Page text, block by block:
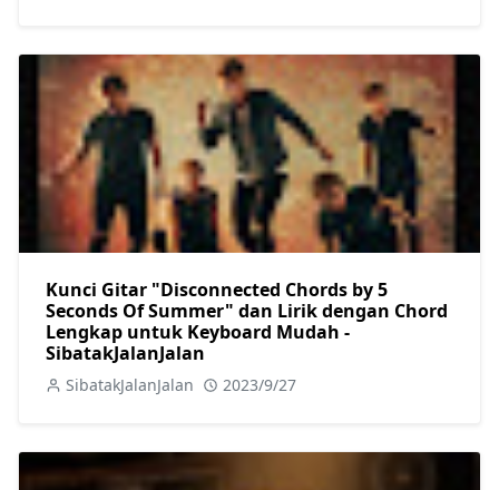
Kunci Gitar "Disconnected Chords by 5
Seconds Of Summer" dan Lirik dengan Chord
Lengkap untuk Keyboard Mudah -
SibatakJalanJalan
SibatakJalanJalan 2023/9/27